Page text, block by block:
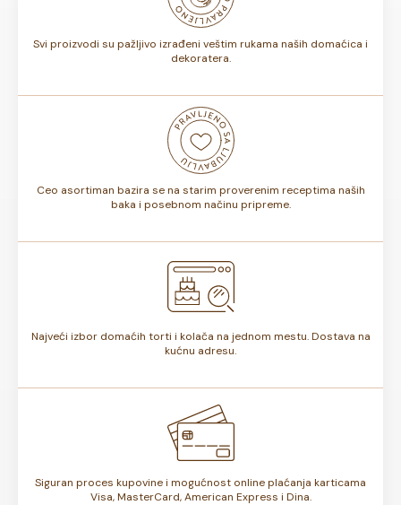
Svi proizvodi su pažljivo izrađeni veštim rukama naših domaćica i
dekoratera.
Ceo asortiman bazira se na starim proverenim receptima naših
baka i posebnom načinu pripreme.
Najveći izbor domaćih torti i kolača na jednom mestu. Dostava na
kućnu adresu.
Siguran proces kupovine i mogućnost online plaćanja karticama
Visa, MasterCard, American Express i Dina.